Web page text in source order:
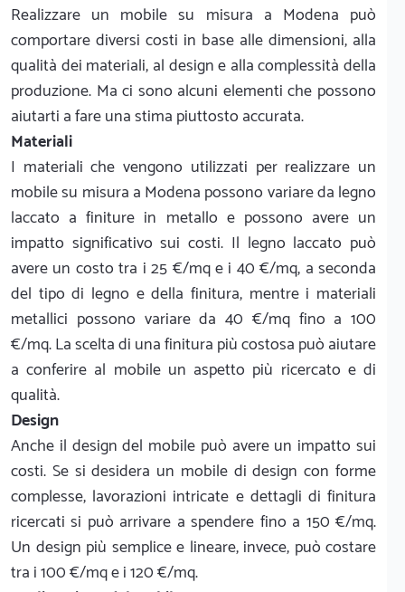
Realizzare un mobile su misura a Modena può
comportare diversi costi in base alle dimensioni, alla
qualità dei materiali, al design e alla complessità della
produzione. Ma ci sono alcuni elementi che possono
aiutarti a fare una stima piuttosto accurata.
Materiali
I materiali che vengono utilizzati per realizzare un
mobile su misura a Modena possono variare da legno
laccato a finiture in metallo e possono avere un
impatto significativo sui costi. Il legno laccato può
avere un costo tra i 25 €/mq e i 40 €/mq, a seconda
del tipo di legno e della finitura, mentre i materiali
metallici possono variare da 40 €/mq fino a 100
€/mq. La scelta di una finitura più costosa può aiutare
a conferire al mobile un aspetto più ricercato e di
qualità.
Design
Anche il design del mobile può avere un impatto sui
costi. Se si desidera un mobile di design con forme
complesse, lavorazioni intricate e dettagli di finitura
ricercati si può arrivare a spendere fino a 150 €/mq.
Un design più semplice e lineare, invece, può costare
tra i 100 €/mq e i 120 €/mq.